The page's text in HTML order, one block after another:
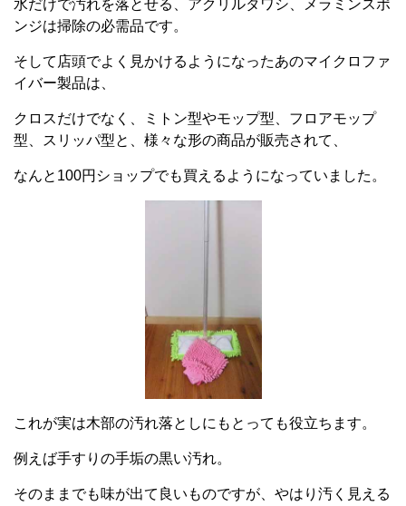
水だけで汚れを落とせる、アクリルタワシ、メラミンスポ
ンジは掃除の必需品です。
そして店頭でよく見かけるようになったあのマイクロファ
イバー製品は、
クロスだけでなく、ミトン型やモップ型、フロアモップ
型、スリッパ型と、様々な形の商品が販売されて、
なんと100円ショップでも買えるようになっていました。
これが実は木部の汚れ落としにもとっても役立ちます。
例えば手すりの手垢の黒い汚れ。
そのままでも味が出て良いものですが、やはり汚く見える